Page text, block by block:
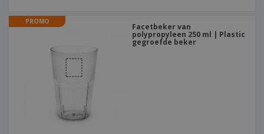
PROMO
Facetbeker van
polypropyleen 250 ml | Plastic
gegroefde beker